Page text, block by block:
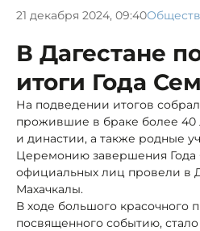
21 декабря 2024, 09:40
В Дагестане
итоги Года
На подведении итогов
прожившие в браке более 40
и династии, а также родные
Церемонию завершения Года
официальных лиц провели в
Махачкалы.
В ходе большого красочного
посвященного событию, стало